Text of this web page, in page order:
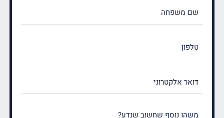
(חובה)